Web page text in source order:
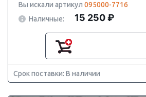
Вы искали артикул 095000-7716
Наличные:
15 250 ₽
Срок поставки: В наличии